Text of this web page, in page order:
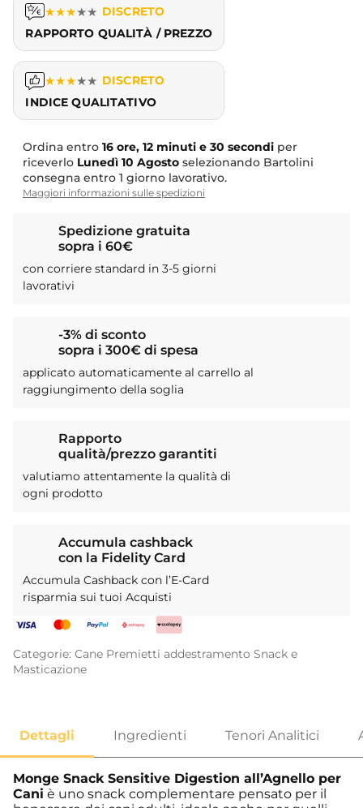
★★★★★ DISCRETO
RAPPORTO QUALITÀ / PREZZO
★★★★★ DISCRETO
INDICE QUALITATIVO
Ordina entro 16 ore, 12 minuti e 29 secondiper
riceverlo Lunedì 10 Agosto selezionando Bartolini
consegna entro 1 giorno lavorativo.
Maggiori informazioni sulle spedizioni
Spedizione gratuita
sopra i 60€
con corriere standard in 3-5 giorni
lavorativi
-3% di sconto
sopra i 300€ di spesa
applicato automaticamente al carrello al
raggiungimento della soglia
Rapporto
qualità/prezzo garantiti
valutiamo attentamente la qualità di
ogni prodotto
Accumula cashback
con la Fidelity Card
Accumula Cashback con l’E-Card
risparmia sui tuoi Acquisti
Categorie: Cane Premietti addestramento Snack e
Masticazione
Monge Snack Sensitive Digestion all’Agnello per
Cani è uno snack complementare pensato per il